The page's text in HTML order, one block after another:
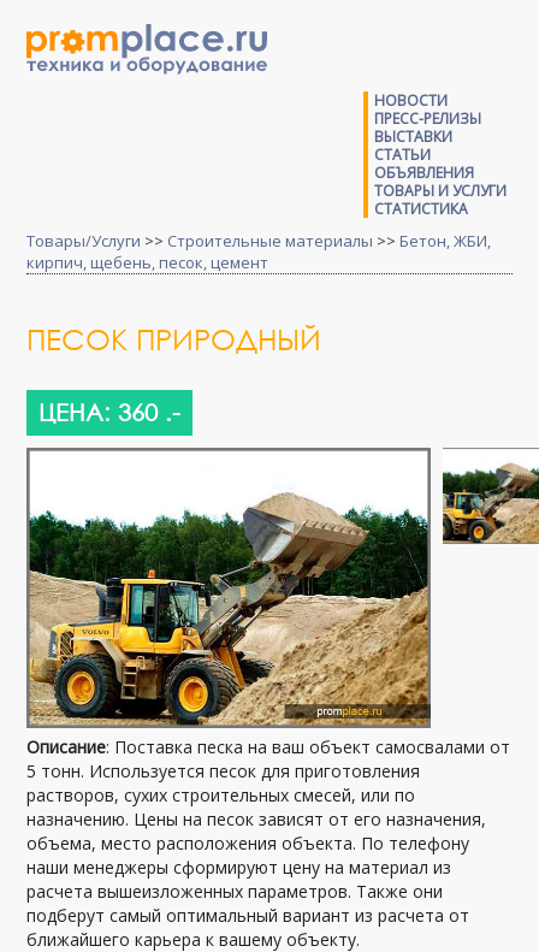
НОВОСТИ
ПРЕСС-РЕЛИЗЫ
ВЫСТАВКИ
СТАТЬИ
ОБЪЯВЛЕНИЯ
ТОВАРЫ И УСЛУГИ
СТАТИСТИКА
Товары/Услуги >> Строительные материалы >> Бетон, ЖБИ,
кирпич, щебень, песок, цемент
ПЕСОК ПРИРОДНЫЙ
ЦЕНА: 360 .-
Описание: Поставка песка на ваш объект самосвалами от
5 тонн. Используется песок для приготовления
растворов, сухих строительных смесей, или по
назначению. Цены на песок зависят от его назначения,
объема, место расположения объекта. По телефону
наши менеджеры сформируют цену на материал из
расчета вышеизложенных параметров. Также они
подберут самый оптимальный вариант из расчета от
ближайшего карьера к вашему объекту.